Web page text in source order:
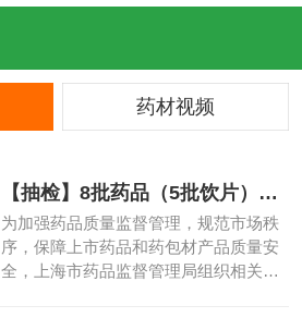
药材视频
【抽检】8批药品（5批饮片）不
合格，原因？
为加强药品质量监督管理，规范市场秩
序，保障上市药品和药包材产品质量安
全，上海市药品监督管理局组织相关单